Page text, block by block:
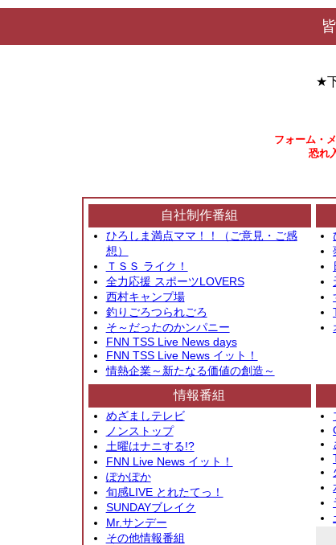
★
フォーム・
恐れ
自社制作番組
ひろしま満点ママ！！（ご意見・ご感
想）
ＴＳＳ ライク！
全力応援 スポーツLOVERS
西村キャンプ場
釣りごろつられごろ
そ～だったのかンパニー
FNN TSS Live News days
FNN TSS Live News イット！
情熱企業～新たなる価値の創造～
情報番組
めざましテレビ
ノンストップ
土曜はナニする!?
FNN Live News イット！
ぽかぽか
旬感LIVE とれたてっ！
SUNDAYブレイク
Mr.サンデー
その他情報番組